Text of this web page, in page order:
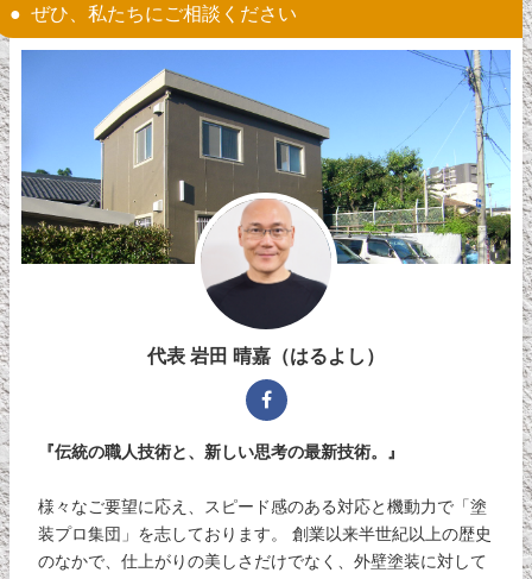
ぜひ、私たちにご相談ください
代表 岩田 晴嘉（はるよし）
『伝統の職人技術と、新しい思考の最新技術。』
様々なご要望に応え、スピード感のある対応と機動力で「塗
装プロ集団」を志しております。 創業以来半世紀以上の歴史
のなかで、仕上がりの美しさだけでなく、外壁塗装に対して